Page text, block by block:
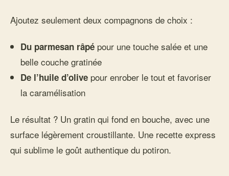
Ajoutez seulement deux compagnons de choix :
Du parmesan râpé pour une touche salée et une
belle couche gratinée
De l’huile d’olive pour enrober le tout et favoriser
la caramélisation
Le résultat ? Un gratin qui fond en bouche, avec une
surface légèrement croustillante. Une recette express
qui sublime le goût authentique du potiron.